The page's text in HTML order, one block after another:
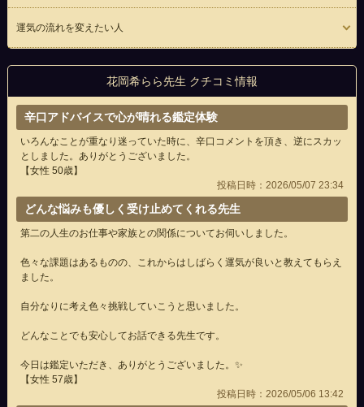
運気の流れを変えたい人
花岡希らら先生 クチコミ情報
辛口アドバイスで心が晴れる鑑定体験
いろんなことが重なり迷っていた時に、辛口コメントを頂き、逆にスカッ
としました。ありがとうございました。
【女性 50歳】
投稿日時：2026/05/07 23:34
どんな悩みも優しく受け止めてくれる先生
第二の人生のお仕事や家族との関係についてお伺いしました。
色々な課題はあるものの、これからはしばらく運気が良いと教えてもらえ
ました。
自分なりに考え色々挑戦していこうと思いました。
どんなことでも安心してお話できる先生です。
今日は鑑定いただき、ありがとうございました。✨
【女性 57歳】
投稿日時：2026/05/06 13:42